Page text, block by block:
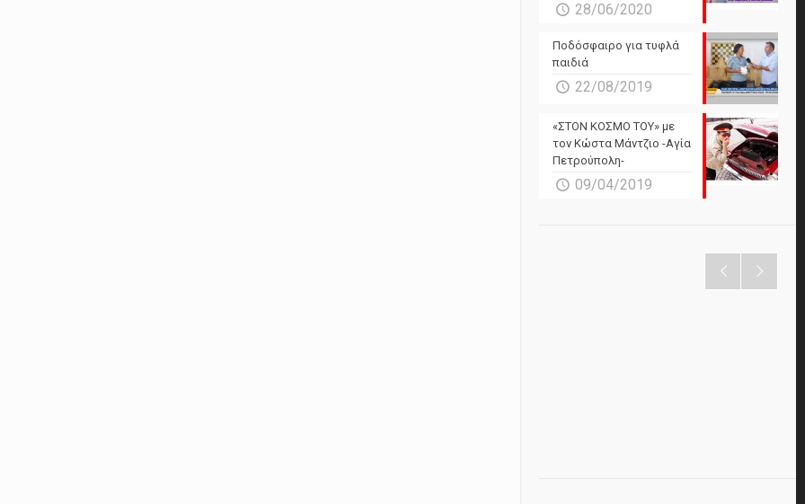
28/06/2020
Ποδόσφαιρο για τυφλά
παιδιά
22/08/2019
«ΣΤΟΝ ΚΟΣΜΟ ΤΟΥ» με
τον Κώστα Μάντζιο -Αγία
Πετρούπολη-
09/04/2019